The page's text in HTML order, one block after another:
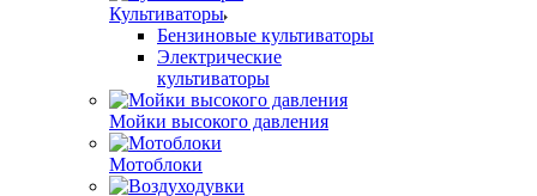
Культиваторы
Бензиновые культиваторы
Электрические
культиваторы
Мойки высокого давления
Мотоблоки